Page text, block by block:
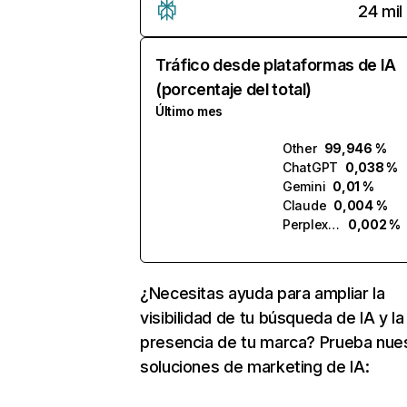
24 mil
Tráfico desde plataformas de IA
(porcentaje del total)
Último mes
Other 99,946 %
ChatGPT 0,038 %
Gemini 0,01 %
Claude 0,004 %
Perplexity
0,002 %
¿Necesitas ayuda para ampliar la
visibilidad de tu búsqueda de IA y la
presencia de tu marca? Prueba
soluciones de marketing de IA: